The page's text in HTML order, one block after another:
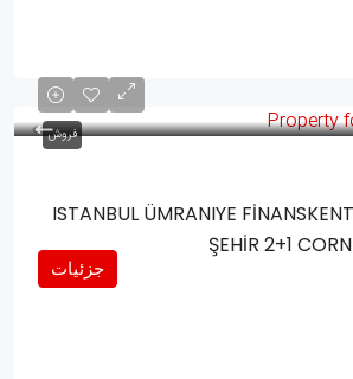
فروش
ISTANBUL ÜMRANIYE
ŞEHİR 2+1
جزئیات